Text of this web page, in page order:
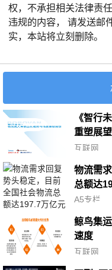
权，不承担相关法律责
违规的内容， 请发送邮
实，本站将立刻删除。
《智行
重塑展
物流智慧
互联网
物流需
总额达
A5专栏
鲸鸟集
速度
互联网